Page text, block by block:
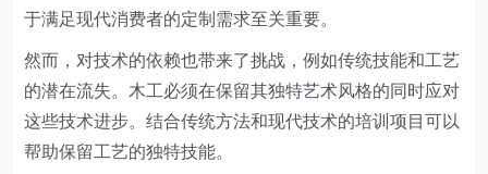
于满足现代消费者的定制需求至关重要。
然而，对技术的依赖也带来了挑战，例如传统技能和工艺
的潜在流失。木工必须在保留其独特艺术风格的同时应对
这些技术进步。结合传统方法和现代技术的培训项目可以
帮助保留工艺的独特技能。